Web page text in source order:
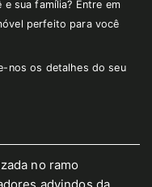
sua família? Entre em
perfeito para você
nos os detalhes do seu
no ramo